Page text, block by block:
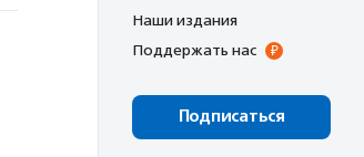
Наши издания
Поддержать нас
Подписаться